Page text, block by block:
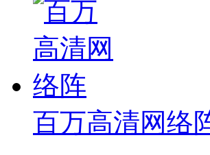
百万高清网络